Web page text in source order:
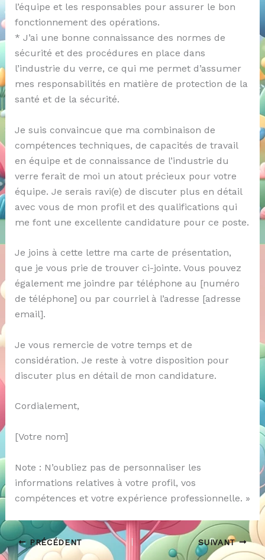
l’équipe et les responsables pour assurer le bon
fonctionnement des opérations.
* J’ai une bonne connaissance des normes de
sécurité et des procédures en place dans
l’industrie du verre, ce qui me permet d’assumer
mes responsabilités en matière de protection de la
santé et de la sécurité.
Je suis convaincue que ma combinaison de
compétences techniques, de capacités de travail
en équipe et de connaissance de l’industrie du
verre ferait de moi un atout précieux pour votre
équipe. Je serais ravi(e) de discuter plus en détail
avec vous de mon profil et des qualifications qui
me font une excellente candidature pour ce poste.
Je joins à cette lettre ma carte de présentation,
que je vous prie de trouver ci-jointe. Vous pouvez
également me joindre par téléphone au [numéro
de téléphone] ou par courriel à l’adresse [adresse
email].
Je vous remercie de votre temps et de
considération. Je reste à votre disposition pour
discuter plus en détail de mon candidature.
Cordialement,
[Votre nom]
Note : N’oubliez pas de personnaliser les
informations relatives à votre profil, vos
compétences et votre expérience professionnelle. »
PRÉCÉDENT SUIVANT